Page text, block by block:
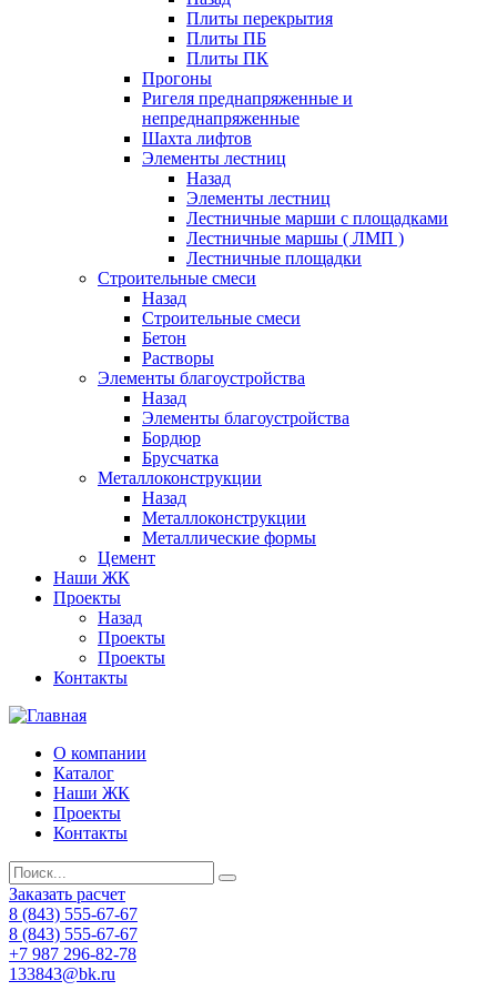
Плиты перекрытия
Плиты ПБ
Плиты ПК
Прогоны
Ригеля преднапряженные и
непреднапряженные
Шахта лифтов
Элементы лестниц
Назад
Элементы лестниц
Лестничные марши с площадками
Лестничные маршы ( ЛМП )
Лестничные площадки
Строительные смеси
Назад
Строительные смеси
Бетон
Растворы
Элементы благоустройства
Назад
Элементы благоустройства
Бордюр
Брусчатка
Металлоконструкции
Назад
Металлоконструкции
Металлические формы
Цемент
Наши ЖК
Проекты
Назад
Проекты
Проекты
Контакты
О компании
Каталог
Наши ЖК
Проекты
Контакты
Заказать расчет
8 (843) 555-67-67
8 (843) 555-67-67
+7 987 296-82-78
133843@bk.ru